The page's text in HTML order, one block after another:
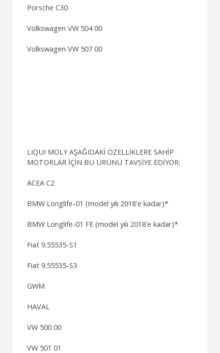
Porsche C30
Volkswagen VW 504 00
Volkswagen VW 507 00
LIQUI MOLY AŞAĞIDAKİ ÖZELLİKLERE SAHİP
MOTORLAR İÇİN BU ÜRÜNÜ TAVSİYE EDİYOR:
ACEA C2
BMW Longlife-01 (model yılı 2018'e kadar)*
BMW Longlife-01 FE (model yılı 2018'e kadar)*
Fiat 9.55535-S1
Fiat 9.55535-S3
GWM
HAVAL
VW 500 00
VW 501 01